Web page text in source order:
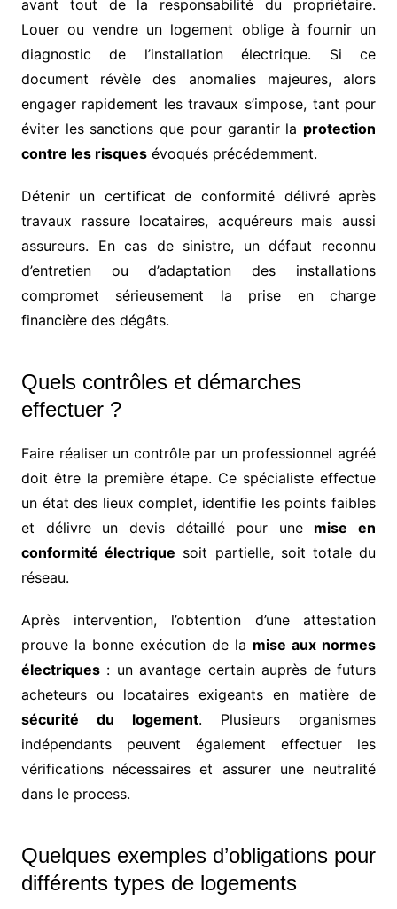
avant tout de la responsabilité du propriétaire.
Louer ou vendre un logement oblige à fournir un
diagnostic de l’installation électrique. Si ce
document révèle des anomalies majeures, alors
engager rapidement les travaux s’impose, tant pour
éviter les sanctions que pour garantir la protection
contre les risquesévoqués précédemment.
Détenir un certificat de conformité délivré après
travaux rassure locataires, acquéreurs mais aussi
assureurs. En cas de sinistre, un défaut reconnu
d’entretien ou d’adaptation des installations
compromet sérieusement la prise en charge
financière des dégâts.
Quels contrôles et démarches
effectuer ?
Faire réaliser un contrôle par un professionnel agréé
doit être la première étape. Ce spécialiste effectue
un état des lieux complet, identifie les points faibles
et délivre un devis détaillé pour une mise en
conformité électrique soit partielle, soit totale du
réseau.
Après intervention, l’obtention d’une attestation
prouve la bonne exécution de la mise aux normes
électriques: un avantage certain auprès de futurs
acheteurs ou locataires exigeants en matière de
sécurité du logement. Plusieurs organismes
indépendants peuvent également effectuer les
vérifications nécessaires et assurer une neutralité
dans le process.
Quelques exemples d’obligations pour
différents types de logements